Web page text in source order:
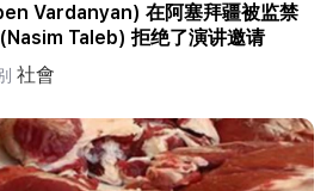
Vardanyan) 在阿塞拜疆被监禁
Taleb) 拒绝了演讲邀请
社會